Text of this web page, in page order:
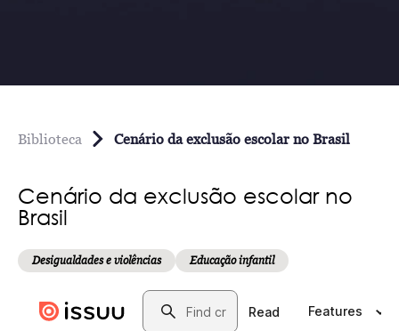
Biblioteca Cenário da exclusão escolar no Brasil
Cenário da exclusão escolar no
Brasil
Desigualdades e violências Educação infantil